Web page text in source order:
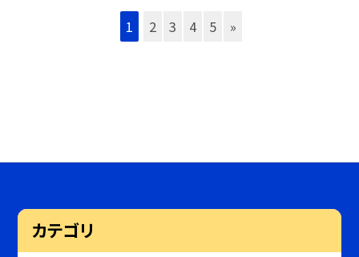
1 2 3 4 5 »
カテゴリ